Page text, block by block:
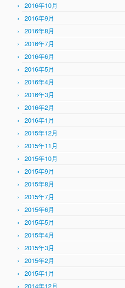
2016年10月
2016年9月
2016年8月
2016年7月
2016年6月
2016年5月
2016年4月
2016年3月
2016年2月
2016年1月
2015年12月
2015年11月
2015年10月
2015年9月
2015年8月
2015年7月
2015年6月
2015年5月
2015年4月
2015年3月
2015年2月
2015年1月
2014年12月